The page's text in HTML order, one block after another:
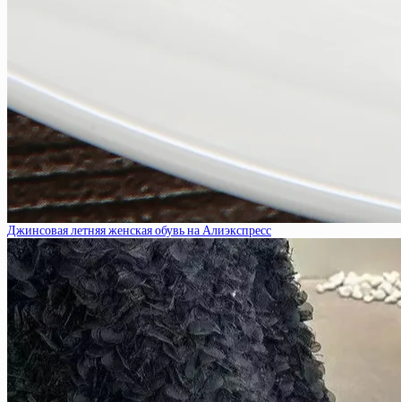
Джинсовая летняя женская обувь на Алиэкспресс